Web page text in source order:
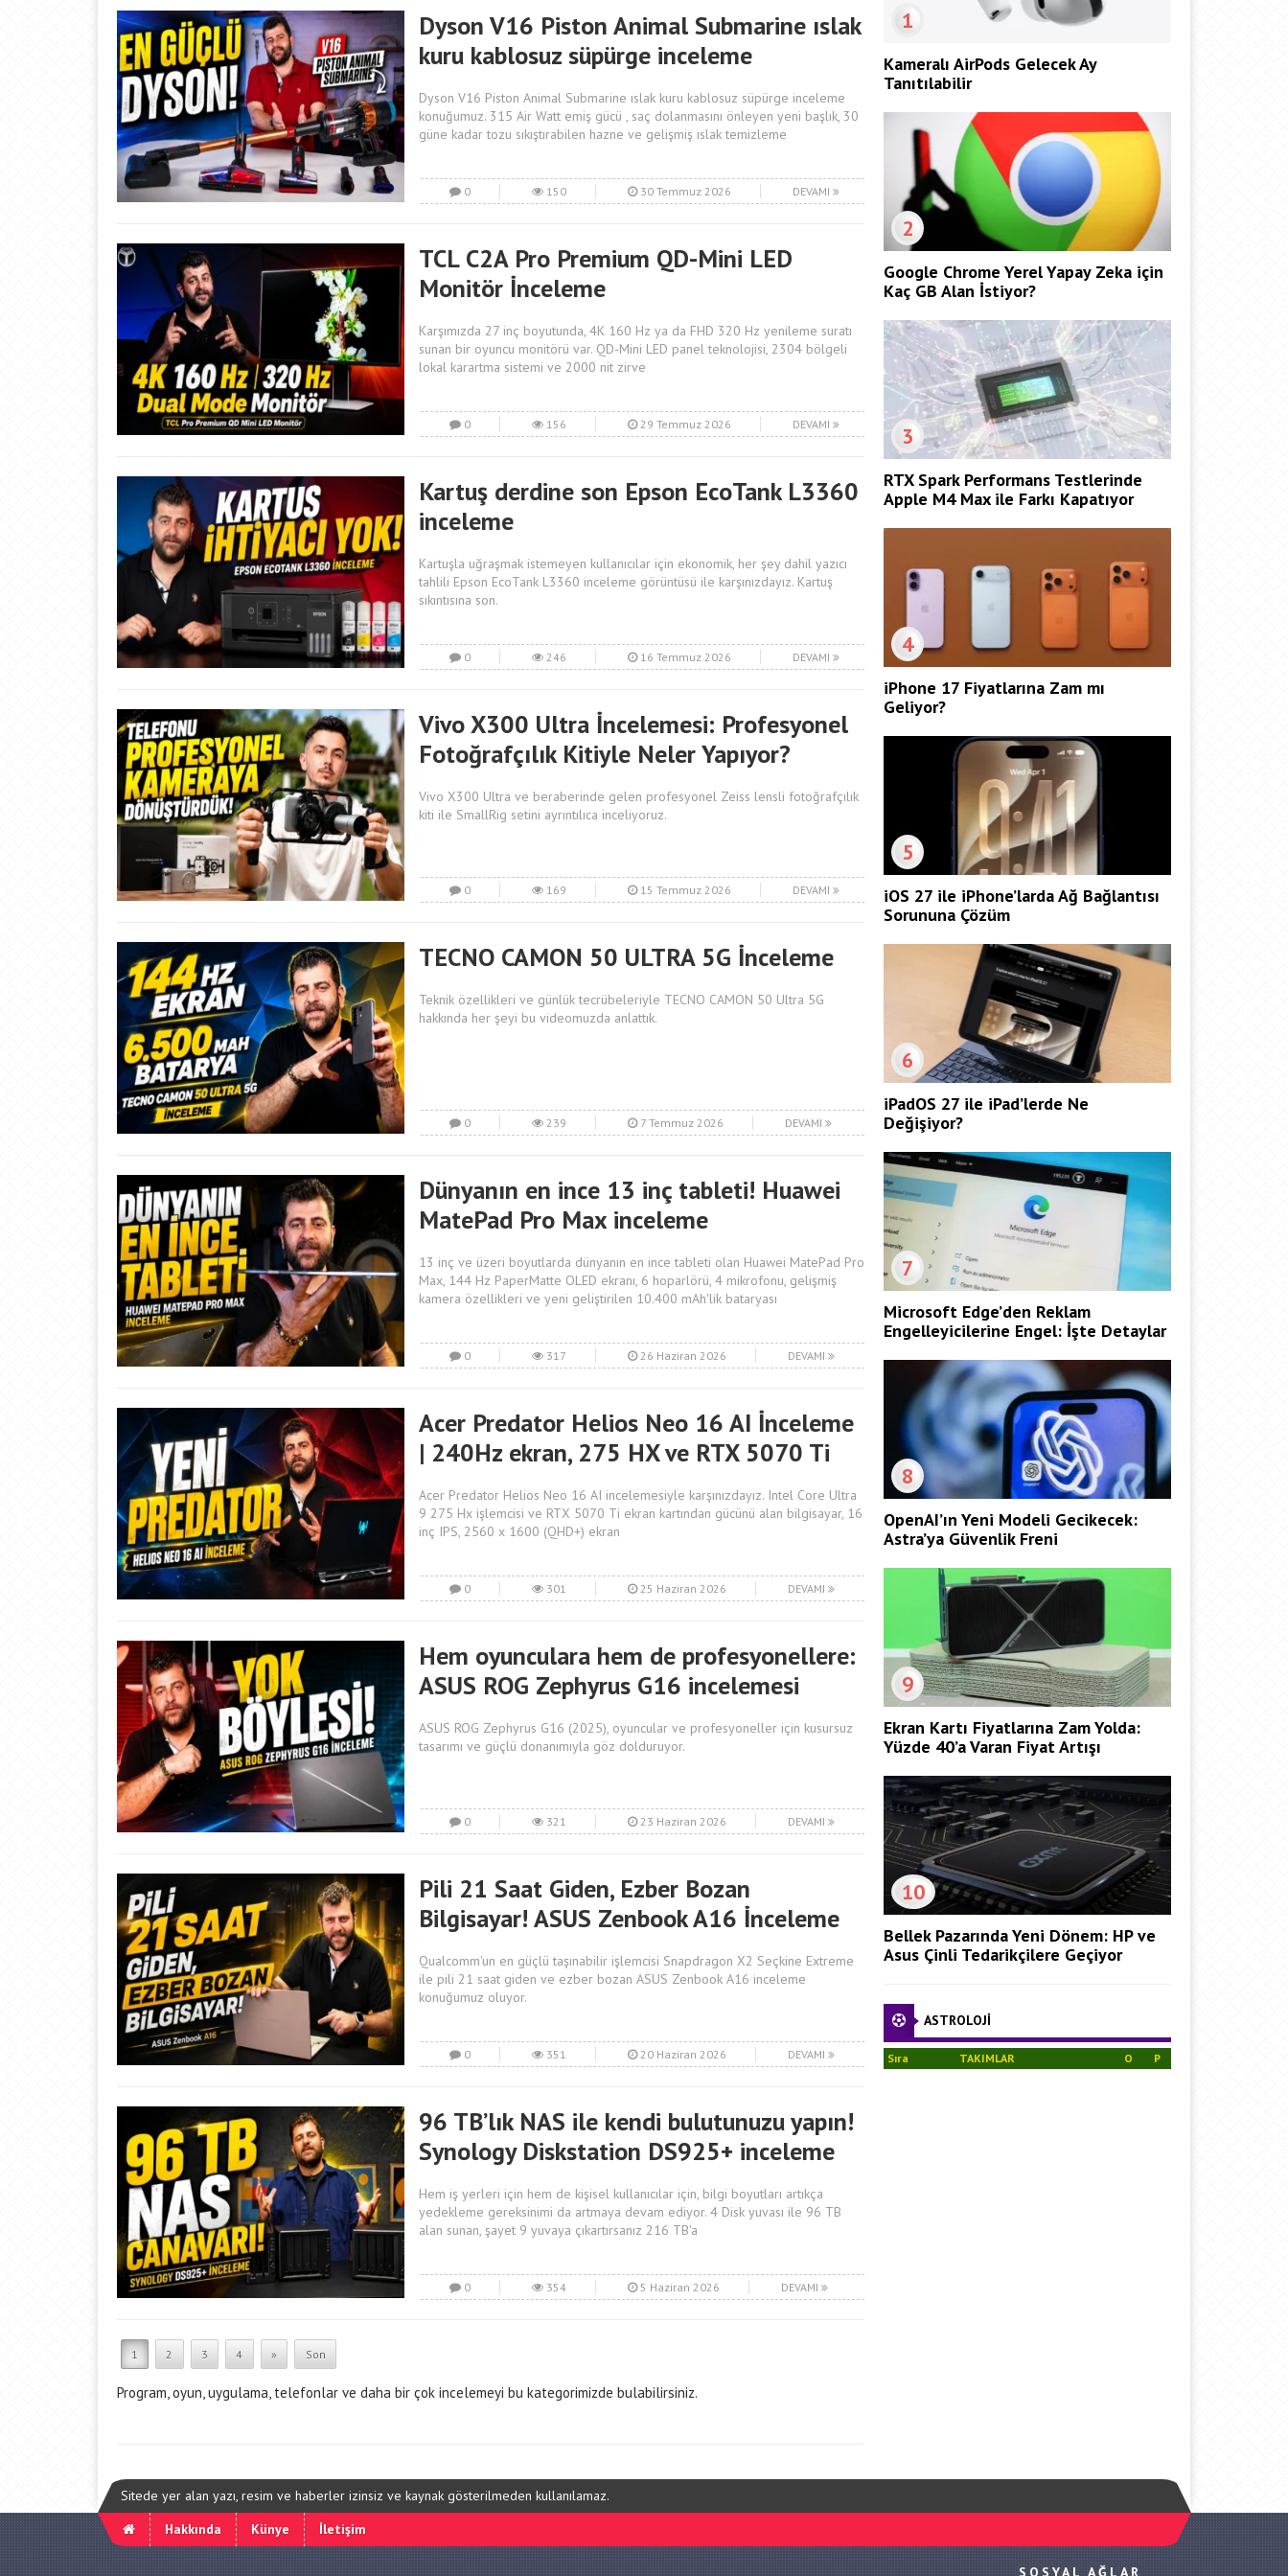
Dyson V16 Piston Animal Submarine ıslak
kuru kablosuz süpürge inceleme
Dyson V16 Piston Animal Submarine ıslak kuru kablosuz süpürge inceleme
konuğumuz. 315 Air Watt emiş gücü , saç dolanmasını önleyen yeni başlık, 30
güne kadar tozu sıkıştırabilen hazne ve gelişmiş ıslak temizleme
0 150 30 Temmuz 2026 DEVAMI
TCL C2A Pro Premium QD-Mini LED
Monitör İnceleme
Karşımızda 27 inç boyutunda, 4K 160 Hz ya da FHD 320 Hz yenileme suratı
sunan bir oyuncu monitörü var. QD-Mini LED panel teknolojisi, 2304 bölgeli
lokal karartma sistemi ve 2000 nit zirve
0 156 29 Temmuz 2026 DEVAMI
Kartuş derdine son Epson EcoTank L3360
inceleme
Kartuşla uğraşmak istemeyen kullanıcılar için ekonomik, her şey dahil yazıcı
tahlili Epson EcoTank L3360 inceleme görüntüsü ile karşınızdayız. Kartuş
sıkıntısına son.
0 246 16 Temmuz 2026 DEVAMI
Vivo X300 Ultra İncelemesi: Profesyonel
Fotoğrafçılık Kitiyle Neler Yapıyor?
Vivo X300 Ultra ve beraberinde gelen profesyonel Zeiss lensli fotoğrafçılık
kiti ile SmallRig setini ayrıntılıca inceliyoruz.
0 169 15 Temmuz 2026 DEVAMI
TECNO CAMON 50 ULTRA 5G İnceleme
Teknik özellikleri ve günlük tecrübeleriyle TECNO CAMON 50 Ultra 5G
hakkında her şeyi bu videomuzda anlattık.
0 239 7 Temmuz 2026 DEVAMI
Dünyanın en ince 13 inç tableti! Huawei
MatePad Pro Max inceleme
13 inç ve üzeri boyutlarda dünyanın en ince tableti olan Huawei MatePad Pro
Max, 144 Hz PaperMatte OLED ekranı, 6 hoparlörü, 4 mikrofonu, gelişmiş
kamera özellikleri ve yeni geliştirilen 10.400 mAh'lik bataryası
0 317 26 Haziran 2026 DEVAMI
Acer Predator Helios Neo 16 AI İnceleme
| 240Hz ekran, 275 HX ve RTX 5070 Ti
Acer Predator Helios Neo 16 AI incelemesiyle karşınızdayız. Intel Core Ultra
9 275 Hx işlemcisi ve RTX 5070 Ti ekran kartından gücünü alan bilgisayar, 16
inç IPS, 2560 x 1600 (QHD+) ekran
0 301 25 Haziran 2026 DEVAMI
Hem oyunculara hem de profesyonellere:
ASUS ROG Zephyrus G16 incelemesi
ASUS ROG Zephyrus G16 (2025), oyuncular ve profesyoneller için kusursuz
tasarımı ve güçlü donanımıyla göz dolduruyor.
0 321 23 Haziran 2026 DEVAMI
Pili 21 Saat Giden, Ezber Bozan
Bilgisayar! ASUS Zenbook A16 İnceleme
Qualcomm'un en güçlü taşınabilir işlemcisi Snapdragon X2 Seçkine Extreme
ile pili 21 saat giden ve ezber bozan ASUS Zenbook A16 inceleme
konuğumuz oluyor.
0 351 20 Haziran 2026 DEVAMI
96 TB’lık NAS ile kendi bulutunuzu yapın!
Synology Diskstation DS925+ inceleme
Hem iş yerleri için hem de kişisel kullanıcılar için, bilgi boyutları artıkça
yedekleme gereksinimi da artmaya devam ediyor. 4 Disk yuvası ile 96 TB
alan sunan, şayet 9 yuvaya çıkartırsanız 216 TB'a
0 354 5 Haziran 2026 DEVAMI
1 2 3 4 » Son
Program, oyun, uygulama, telefonlar ve daha bir çok incelemeyi bu kategorimizde bulabilirsiniz.
1
Kameralı AirPods Gelecek Ay
Tanıtılabilir
2
Google Chrome Yerel Yapay Zeka için
Kaç GB Alan İstiyor?
3
RTX Spark Performans Testlerinde
Apple M4 Max ile Farkı Kapatıyor
4
iPhone 17 Fiyatlarına Zam mı
Geliyor?
5
iOS 27 ile iPhone’larda Ağ Bağlantısı
Sorununa Çözüm
6
iPadOS 27 ile iPad’lerde Ne
Değişiyor?
7
Microsoft Edge’den Reklam
Engelleyicilerine Engel: İşte Detaylar
8
OpenAI’ın Yeni Modeli Gecikecek:
Astra’ya Güvenlik Freni
9
Ekran Kartı Fiyatlarına Zam Yolda:
Yüzde 40’a Varan Fiyat Artışı
10
Bellek Pazarında Yeni Dönem: HP ve
Asus Çinli Tedarikçilere Geçiyor
ASTROLOJİ
Sıra TAKIMLAR O P
Sitede yer alan yazı, resim ve haberler izinsiz ve kaynak gösterilmeden kullanılamaz.
Hakkında
Künye İletişim
SOSYAL AĞLAR